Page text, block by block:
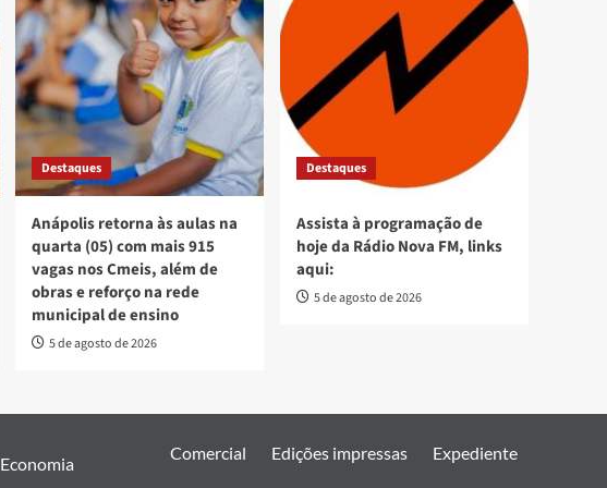
Destaques
Anápolis retorna às aulas na
quarta (05) com mais 915
vagas nos Cmeis, além de
obras e reforço na rede
municipal de ensino
5 de agosto de 2026
Destaques
Assista à programação de
hoje da Rádio Nova FM, links
aqui:
5 de agosto de 2026
Economia
Comercial Edições impressas Expediente